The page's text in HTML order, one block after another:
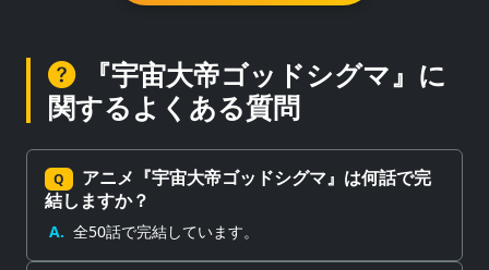
『宇宙大帝ゴッドシグマ』に
関するよくある質問
Q
アニメ『宇宙大帝ゴッドシグマ』は何話で完
結しますか？
A. 全50話で完結しています。